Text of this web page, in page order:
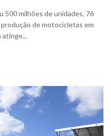
500 milhões de unidades, 76
de motocicletas em
atinge...